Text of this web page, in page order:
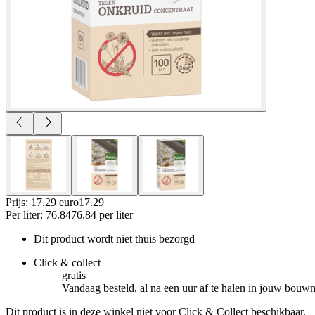
Prijs: 17.29 euro17.29
Per liter: 76.8476.84 per liter
Dit product wordt niet thuis bezorgd
Click & collect
gratis
Vandaag besteld, al na een uur af te halen in jouw
Dit product is in deze winkel niet voor Click & Collect beschikbaar.